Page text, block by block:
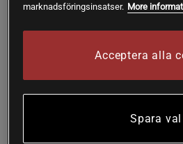
GABA + L-Theanine är ett
kombinerar GABA och teanin i
sänggående. En förpackning räcker i
marknadsföringsinsatser. More
Acceptera alla
Spara val